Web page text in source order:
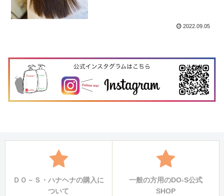
2022.09.05
ＤＯ－Ｓ・ハナヘナの購入に
ついて
一般の方用のDO-S公式
SHOP